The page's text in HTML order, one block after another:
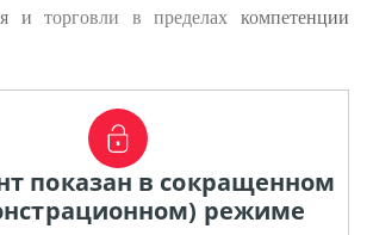
и торговли в пределах компетенции
показан в сокращенном
режиме